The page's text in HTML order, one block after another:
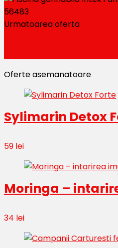
Urmatoarea oferta
Oferte asemanatoare
Sylimarin Detox
59 lei
Moringa –
34 lei